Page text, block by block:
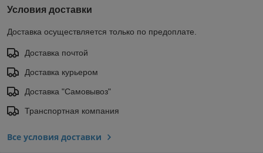
Условия доставки
Доставка осуществляется только по предоплате.
Доставка почтой
Доставка курьером
Доставка "Самовывоз"
Транспортная компания
Все условия доставки